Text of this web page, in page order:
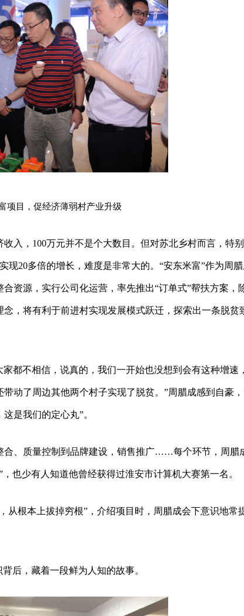
项目，促经济薄弱村产业升级
入，100万元并不是个大数目。但对苏北乡村而言，特
现20多倍的增长，难度是非常大的。“安东米富”作为周
资源，实行公司化运营，率先推出“订单式”帮扶方案，
，将有利于前进村实现发展模式跃迁，探索出一条脱贫
都不相信，说真的，我们一开始也没想到会有这种增速
动了周边其他两个村子实现了脱贫。”周腊成感到自豪
是我们的定心丸”。
合、质量控制到品牌建设，销售推广……每个环节，周腊
也少有人知道他曾经获得过淮安市计算机大赛第一名。
从根本上拔掉穷根”，介绍项目时，周腊成会下意识地常
后，藏着一段鲜为人知的故事。